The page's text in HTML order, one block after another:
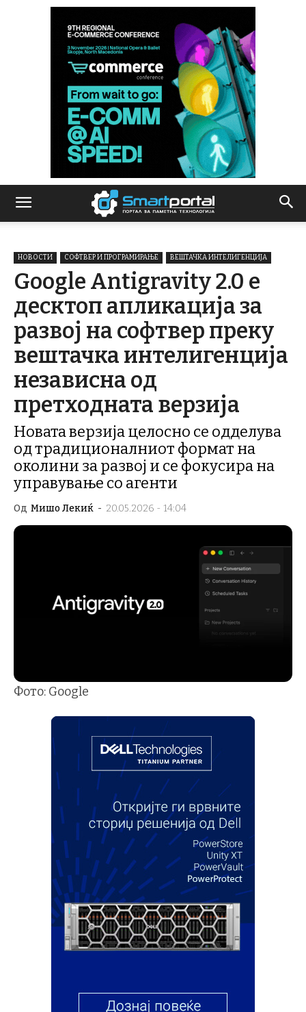
НОВОСТИ СОФТВЕР И ПРОГРАМИРАЊЕ ВЕШТАЧКА ИНТЕЛИГЕНЦИЈА
Google Antigravity 2.0 e
десктоп апликација за
развој на софтвер преку
вештачка интелигенција
независна од
претходната верзија
Новата верзија целосно се одделува
од традиционалниот формат на
околини за развој и се фокусира на
управување со агенти
Од Мишо Лекиќ - 20.05.2026 - 14:04
Фото: Google